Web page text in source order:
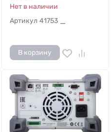
Нет в наличии
Артикул 41753 —
В корзину